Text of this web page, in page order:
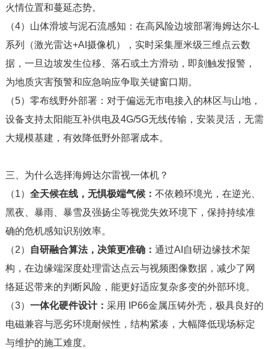
火情位置和蔓延态势。
（4） 山体滑坡与泥石流感知：在高风险边坡部署海姆达尔-L
系列（激光雷达+AI摄像机），实时采集厘米级三维点云数
据，一旦边坡发生位移、落石或土方滑动，即刻触发报警，
为地质灾害预警和应急响应争取关键窗口期。
（5） 零布线野外部署：对于偏远无市电接入的林区与山地，
设备支持太阳能互补供电及4G/5G无线传输，安装灵活，无需
大规模基建，有效降低野外部署成本。
三、为什么选择海姆达尔雷视一体机？
（1） 全天候在线，无惧极端气候： 不依赖环境光，在逆光、
黑夜、暴雨、暴雪及强扬尘等视觉失效环境下，保持持续准
确的危机感知识别效率。
（2）
自研融合算法，决策更准确： 通过AI自研边缘技术架
构，在边缘端深度处理雷达点云与视频图像数据，减少了网
络延迟带来的判断风险，能更好适应复杂多变的外部环境。
（3） 一体化硬件设计： 采用 IP66金属压铸外壳，极具良好的
电磁兼容与恶劣环境耐候性，结构紧凑，大幅降低现场标定
与维护的施工难度。